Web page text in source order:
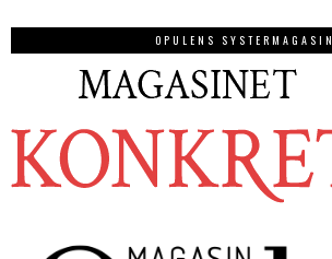
OPULENS SYSTERMAGASIN